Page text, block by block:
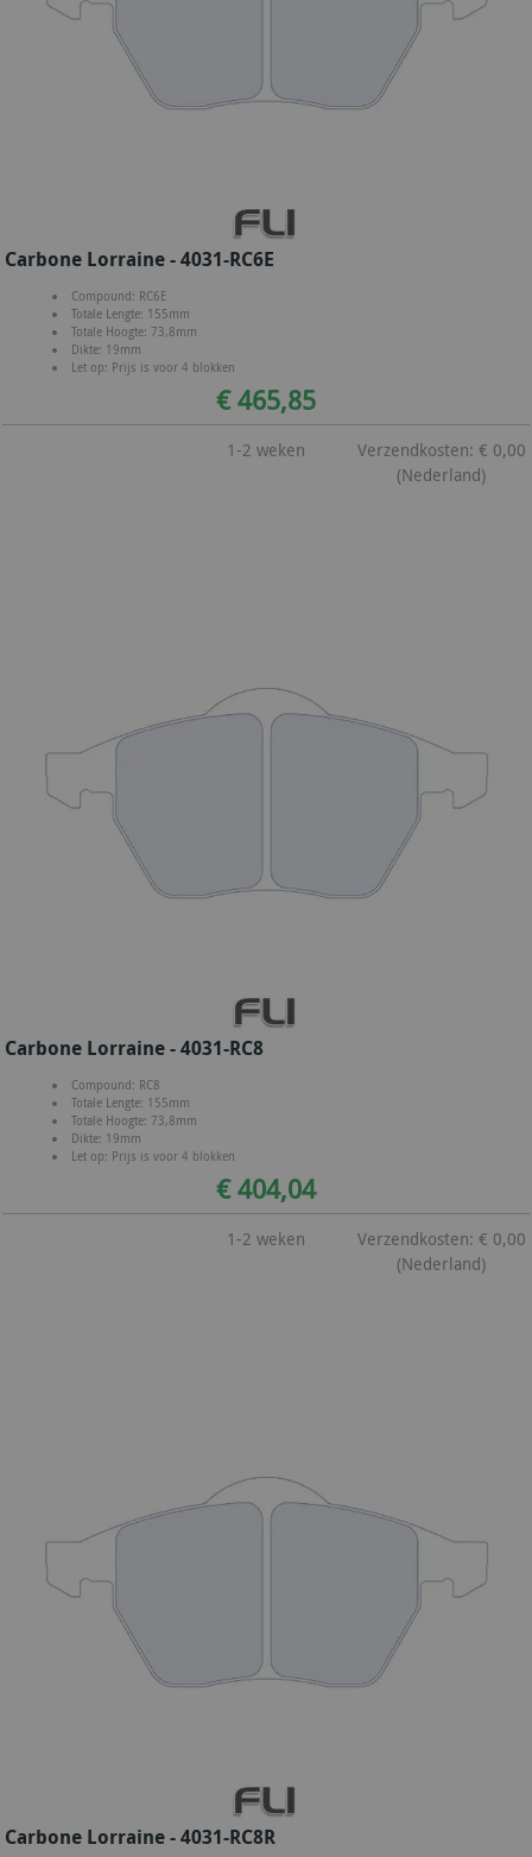
Carbone Lorraine - 4031-RC6E
Compound: RC6E
Totale Lengte: 155mm
Totale Hoogte: 73,8mm
Dikte: 19mm
Let op: Prijs is voor 4 blokken
€ 465,85
1-2 weken
Verzendkosten: € 0,00
(Nederland)
Carbone Lorraine - 4031-RC8
Compound: RC8
Totale Lengte: 155mm
Totale Hoogte: 73,8mm
Dikte: 19mm
Let op: Prijs is voor 4 blokken
€ 404,04
1-2 weken
Verzendkosten: € 0,00
(Nederland)
Carbone Lorraine - 4031-RC8R